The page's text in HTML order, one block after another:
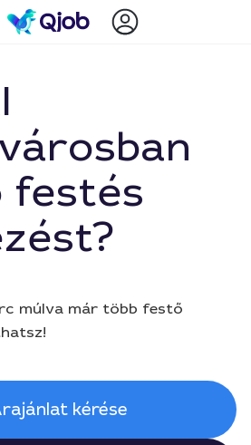
festés
múlva már több festő
kérése